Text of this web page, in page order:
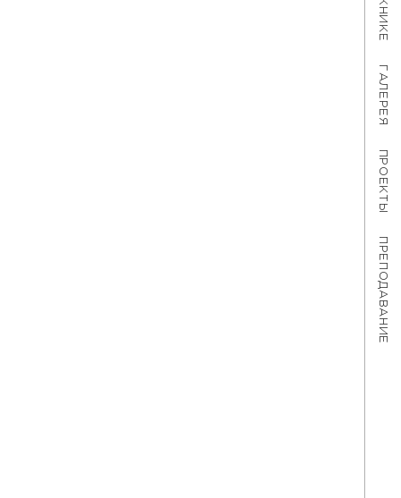
ГАЛЕРЕЯ
ПРОЕКТЫ
ПРЕПОДАВАНИЕ